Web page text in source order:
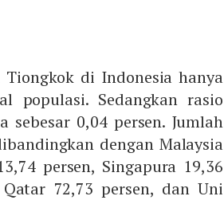
di Indonesia hanya
populasi. Sedangkan rasio
0,04 persen. Jumlah
dengan Malaysia
persen, Singapura 19,36
72,73 persen, dan Uni